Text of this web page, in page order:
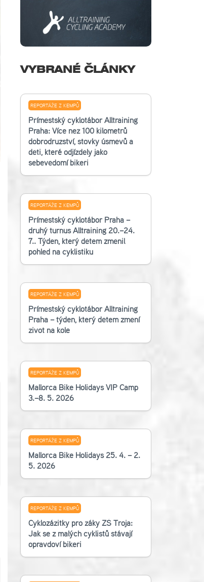
VYBRANÉ ČLÁNKY
REPORTÁŽE Z KEMPŮ
Příměstský cyklotábor Alltraining
Praha: Více než 100 kilometrů
dobrodružství, stovky úsměvů a
děti, které odjížděly jako
sebevědomí bikeři
REPORTÁŽE Z KEMPŮ
Příměstský cyklotábor Praha –
druhý turnus Alltraining 20.–24.
7.. Týden, který dětem změnil
pohled na cyklistiku
REPORTÁŽE Z KEMPŮ
Příměstský cyklotábor Alltraining
Praha – týden, který dětem změní
život na kole
REPORTÁŽE Z KEMPŮ
Mallorca Bike Holidays VIP Camp
3.–8. 5. 2026
REPORTÁŽE Z KEMPŮ
Mallorca Bike Holidays 25. 4. – 2.
5. 2026
REPORTÁŽE Z KEMPŮ
Cyklozážitky pro žáky ZŠ Troja:
Jak se z malých cyklistů stávají
opravdoví bikeři